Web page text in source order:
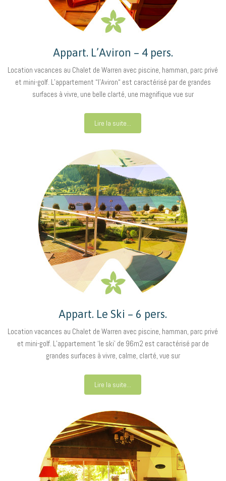
Appart. L’Aviron – 4 pers.
Location vacances au Chalet de Warren avec piscine, hamman, parc privé
et mini-golf. L’appartement “l’Aviron“ est caractérisé par de grandes
surfaces à vivre, une belle clarté, une magnifique vue sur
Lire la suite...
Appart. Le Ski – 6 pers.
Location vacances au Chalet de Warren avec piscine, hamman, parc privé
et mini-golf. L’appartement ‘le ski’ de 96m2 est caractérisé par de
grandes surfaces à vivre, calme, clarté, vue sur
Lire la suite...